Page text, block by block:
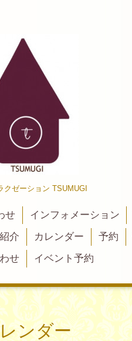
クゼーション TSUMUGI
せ インフォメーション
介 カレンダー 予約
せ
イベント予約
ンダー